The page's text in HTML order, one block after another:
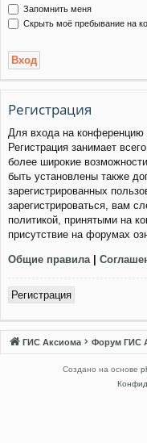
Запомнить меня
Скрыть моё пребывание на
Регистрация
Для входа на конференцию
Регистрация занимает
более широкие
быть установлены также
зарегистрированных
зарегистрироваться, вам
политикой, принятыми на
присутствие на форумах
Общие правила |
Регистрация
ГИС Аксиома Форум ГИС
Создано на основе